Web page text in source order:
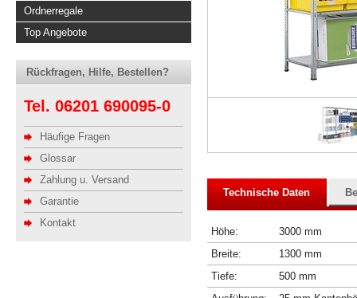
Ordnerregale
Top Angebote
Rückfragen, Hilfe, Bestellen?
Tel. 06201 690095-0
Häufige Fragen
Glossar
Zahlung u. Versand
Garantie
Kontakt
Technische Daten
Höhe:
3000 mm
Breite:
1300 mm
Tiefe:
500 mm